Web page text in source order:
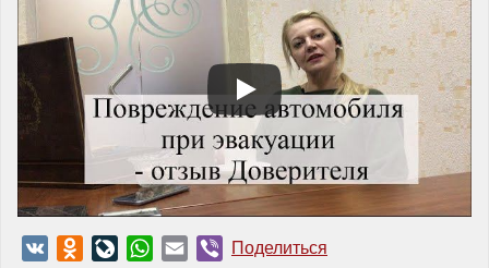
VK Odnoklassniki
LiveJournal
WhatsApp
Email Viber
Поделиться